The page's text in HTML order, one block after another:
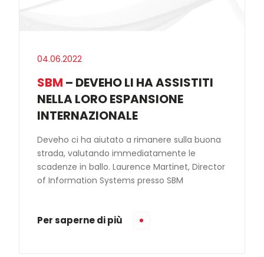
04.06.2022
SBM – DEVEHO LI HA ASSISTITI
NELLA LORO ESPANSIONE
INTERNAZIONALE
Deveho ci ha aiutato a rimanere sulla buona
strada, valutando immediatamente le
scadenze in ballo. Laurence Martinet, Director
of Information Systems presso SBM
Per saperne di più